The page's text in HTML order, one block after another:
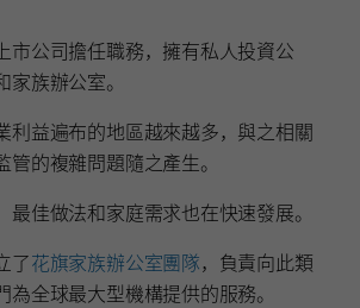
市公司擔任職務，擁有私人投資公
族辦公室。
利益遍布的地區越來越多，與之相關
的複雜問題隨之產生。
最佳做法和家庭需求也在快速發展。
了花旗家族辦公室團隊，負責向此類
為全球最大型機構提供的服務。